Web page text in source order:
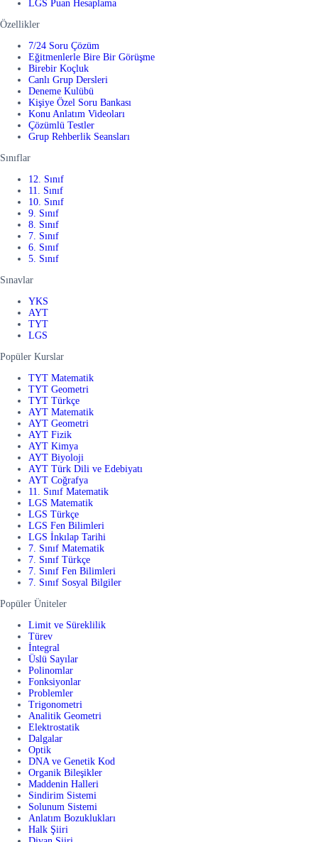
LGS Puan Hesaplama
Özellikler
7/24 Soru Çözüm
Eğitmenlerle Bire Bir Görüşme
Birebir Koçluk
Canlı Grup Dersleri
Deneme Kulübü
Kişiye Özel Soru Bankası
Konu Anlatım Videoları
Çözümlü Testler
Grup Rehberlik Seansları
Sınıflar
12. Sınıf
11. Sınıf
10. Sınıf
9. Sınıf
8. Sınıf
7. Sınıf
6. Sınıf
5. Sınıf
Sınavlar
YKS
AYT
TYT
LGS
Popüler Kurslar
TYT Matematik
TYT Geometri
TYT Türkçe
AYT Matematik
AYT Geometri
AYT Fizik
AYT Kimya
AYT Biyoloji
AYT Türk Dili ve Edebiyatı
AYT Coğrafya
11. Sınıf Matematik
LGS Matematik
LGS Türkçe
LGS Fen Bilimleri
LGS İnkılap Tarihi
7. Sınıf Matematik
7. Sınıf Türkçe
7. Sınıf Fen Bilimleri
7. Sınıf Sosyal Bilgiler
Popüler Üniteler
Limit ve Süreklilik
Türev
İntegral
Üslü Sayılar
Polinomlar
Fonksiyonlar
Problemler
Trigonometri
Analitik Geometri
Elektrostatik
Dalgalar
Optik
DNA ve Genetik Kod
Organik Bileşikler
Maddenin Halleri
Sindirim Sistemi
Solunum Sistemi
Anlatım Bozuklukları
Halk Şiiri